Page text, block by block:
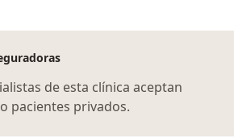
de esta clínica aceptan
pacientes privados.